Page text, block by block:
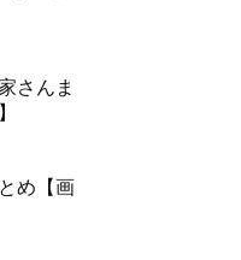
さんま
め【画